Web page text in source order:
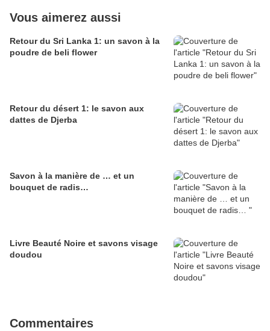
Vous aimerez aussi
Retour du Sri Lanka 1: un savon à la
poudre de beli flower
Retour du désert 1: le savon aux
dattes de Djerba
Savon à la manière de … et un
bouquet de radis…
Livre Beauté Noire et savons visage
doudou
Commentaires